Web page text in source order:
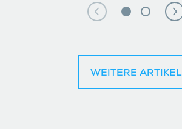
WEITERE ARTIKEL